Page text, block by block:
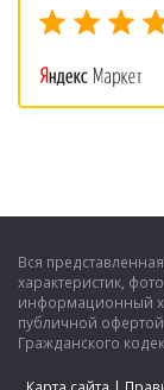
Вся
характеристик,
информационный
публичной
Гражданского